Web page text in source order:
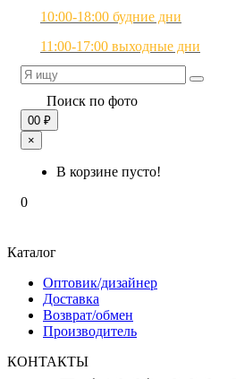
10:00-18:00 будние дни
11:00-17:00 выходные дни
Поиск по фото
00 ₽
×
В корзине пусто!
0
Каталог
Оптовик/дизайнер
Доставка
Возврат/обмен
Производитель
КОНТАКТЫ